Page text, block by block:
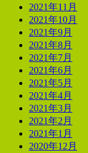
2021年11月
2021年10月
2021年9月
2021年8月
2021年7月
2021年6月
2021年5月
2021年4月
2021年3月
2021年2月
2021年1月
2020年12月